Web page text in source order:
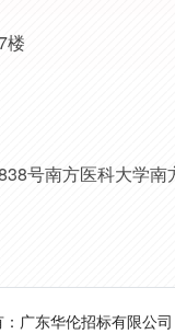
楼
号南方医科大学
：广东华伦招标有限公